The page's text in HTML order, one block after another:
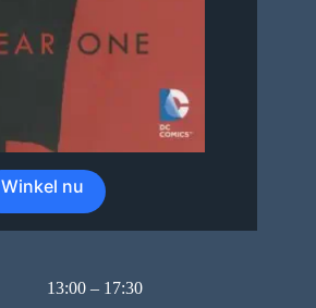
Winkel nu
13:00 – 17:30